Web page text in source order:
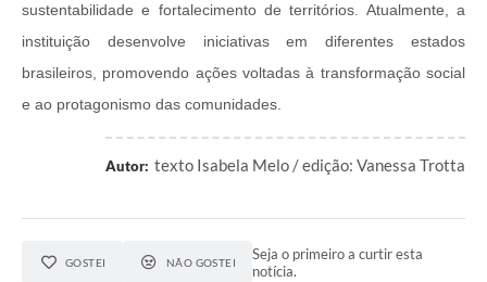
sustentabilidade e fortalecimento de territórios. Atualmente, a
instituição desenvolve iniciativas em diferentes estados
brasileiros, promovendo ações voltadas à transformação social
e ao protagonismo das comunidades.
Autor: texto Isabela Melo / edição: Vanessa Trotta
GOSTEI NÃO GOSTEI
Seja o primeiro a curtir esta
notícia.